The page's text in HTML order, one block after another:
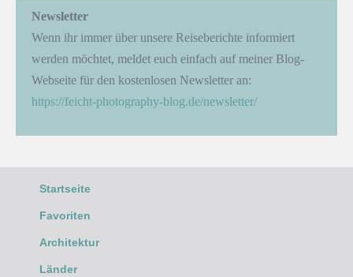
Newsletter
Wenn ihr immer über unsere Reiseberichte informiert
werden möchtet, meldet euch einfach auf meiner Blog-
Webseite für den kostenlosen Newsletter an:
https://feicht-photography-blog.de/newsletter/
Startseite
Favoriten
Architektur
Länder